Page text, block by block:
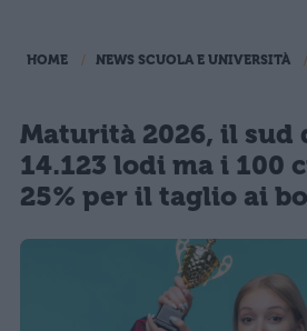
HOME NEWS SCUOLA E UNIVERSITÀ
Maturità 2026, il sud
14.123 lodi ma i 100
25% per il taglio ai